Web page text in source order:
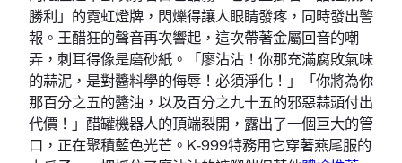
勝利」的霓虹燈牌，閃爍得讓人眼睛發疼，同時發出警
報。王醋狂的聲音再次響起，這次帶著金屬回音的嘲
弄，刺耳得像是磨砂紙。「廖沾沾！你那充滿腐敗氣味
的蒜泥，是對醬料學的侮辱！必須淨化！」「你將為你
那百分之五的醬油，以及百分之九十五的邪惡蒜頭付出
代價！」醋罐機器人的頂端裂開，露出了一個巨大的管
口，正在聚積藍色光芒。K-999特務用它穿著燕尾服的